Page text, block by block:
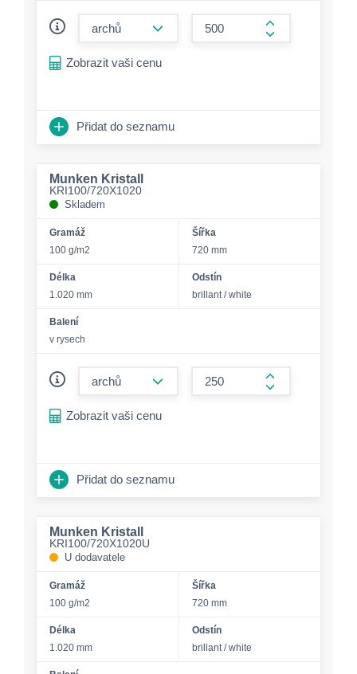
form.increase-
Zobrazit vaši cenu
Přidat do seznamu
Munken Kristall
KRI100/720X1020
Skladem
Gramáž
100 g/m2
Šířka
720 mm
Délka
1.020 mm
Odstín
brillant / white
Balení
v rysech
form.increase-
Zobrazit vaši cenu
Přidat do seznamu
Munken Kristall
KRI100/720X1020U
U dodavatele
Gramáž
100 g/m2
Šířka
720 mm
Délka
1.020 mm
Odstín
brillant / white